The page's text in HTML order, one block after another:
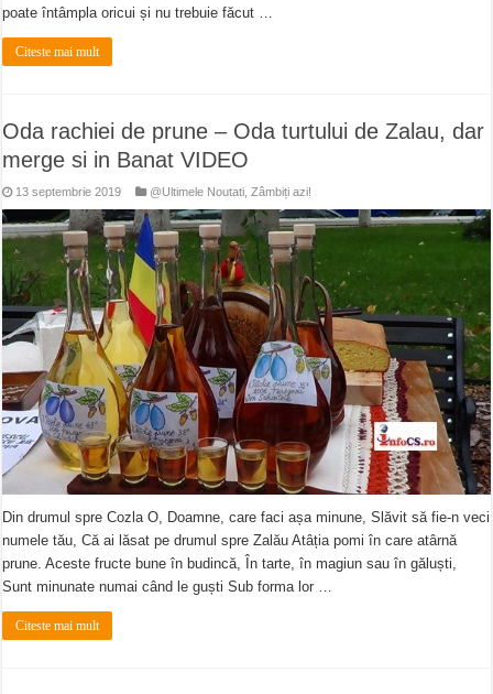
poate întâmpla oricui și nu trebuie făcut …
Citeste mai mult
Oda rachiei de prune – Oda turtului de Zalau, dar
merge si in Banat VIDEO
13 septembrie 2019 @Ultimele Noutati ,Zâmbiți azi!
Din drumul spre Cozla O, Doamne, care faci așa minune, Slăvit să fie-n veci
numele tău, Că ai lăsat pe drumul spre Zalău Atâția pomi în care atârnă
prune. Aceste fructe bune în budincă, În tarte, în magiun sau în găluști,
Sunt minunate numai când le guști Sub forma lor …
Citeste mai mult